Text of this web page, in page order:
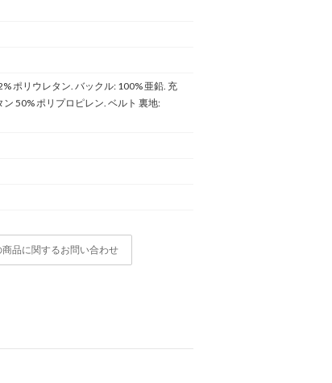
ポリウレタン. バックル: 100% 亜鉛. 充
50% ポリプロピレン. ベルト 裏地:
商品に関するお問い合わせ